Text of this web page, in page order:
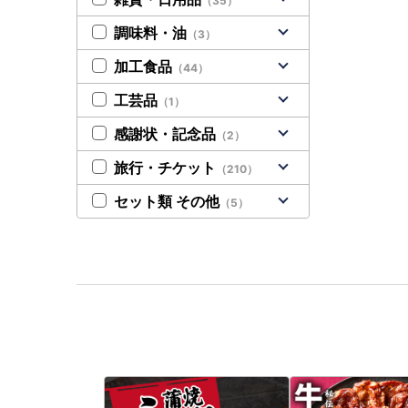
調味料・油 （3）
加工食品 （44）
工芸品 （1）
感謝状・記念品 （2）
旅行・チケット （210）
セット類 その他（5）